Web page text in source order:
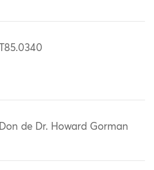
T85.0340
Don de Dr. Howard Gorman